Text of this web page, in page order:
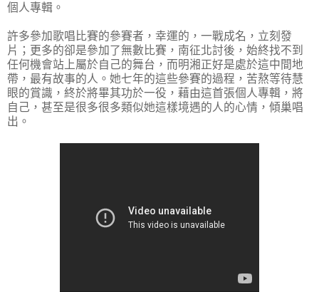
個人專輯。
許多參加歌唱比賽的參賽者，幸運的，一戰成名，立刻發
片；更多的卻是參加了無數比賽，南征北討後，始終找不到
任何機會站上屬於自己的舞台，而明湘正好是處於這中間地
帶，最有故事的人。她七年的這些參賽的過程，苦熬等待慧
眼的賞識，終於將畢其功於一役，藉由這首張個人專輯，將
自己，甚至是很多很多類似她這樣境遇的人的心情，傾巢唱
出。